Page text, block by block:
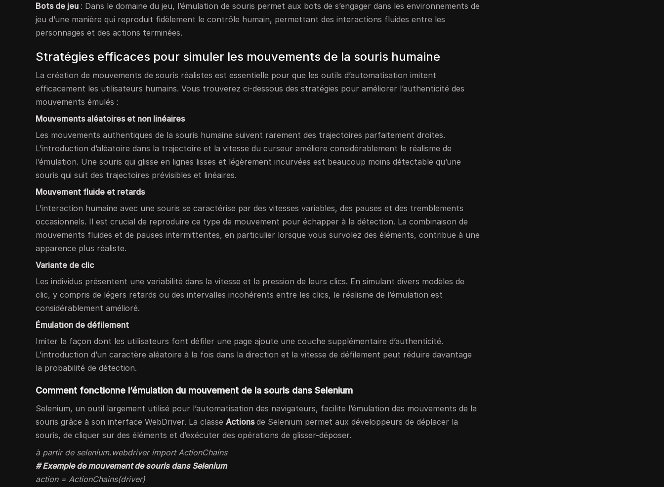
Bots de jeu : Dans le domaine du jeu, l’émulation de souris permet aux bots de s’engager dans les environnements de
jeu d’une manière qui reproduit fidèlement le contrôle humain, permettant des interactions fluides entre les
personnages et des actions terminées.
Stratégies efficaces pour simuler les mouvements de la souris humaine
La création de mouvements de souris réalistes est essentielle pour que les outils d’automatisation imitent
efficacement les utilisateurs humains. Vous trouverez ci-dessous des stratégies pour améliorer l’authenticité des
mouvements émulés :
Mouvements aléatoires et non linéaires
Les mouvements authentiques de la souris humaine suivent rarement des trajectoires parfaitement droites.
L’introduction d’aléatoire dans la trajectoire et la vitesse du curseur améliore considérablement le réalisme de
l’émulation. Une souris qui glisse en lignes lisses et légèrement incurvées est beaucoup moins détectable qu’une
souris qui suit des trajectoires prévisibles et linéaires.
Mouvement fluide et retards
L’interaction humaine avec une souris se caractérise par des vitesses variables, des pauses et des tremblements
occasionnels. Il est crucial de reproduire ce type de mouvement pour échapper à la détection. La combinaison de
mouvements fluides et de pauses intermittentes, en particulier lorsque vous survolez des éléments, contribue à une
apparence plus réaliste.
Variante de clic
Les individus présentent une variabilité dans la vitesse et la pression de leurs clics. En simulant divers modèles de
clic, y compris de légers retards ou des intervalles incohérents entre les clics, le réalisme de l’émulation est
considérablement amélioré.
Émulation de défilement
Imiter la façon dont les utilisateurs font défiler une page ajoute une couche supplémentaire d’authenticité.
L’introduction d’un caractère aléatoire à la fois dans la direction et la vitesse de défilement peut réduire davantage
la probabilité de détection.
Comment fonctionne l’émulation du mouvement de la souris dans Selenium
Selenium, un outil largement utilisé pour l’automatisation des navigateurs, facilite l’émulation des mouvements de la
souris grâce à son interface WebDriver. La classe Actionsde Selenium permet aux développeurs de déplacer la
souris, de cliquer sur des éléments et d’exécuter des opérations de glisser-déposer.
à partir de selenium.webdriver import ActionChains
# Exemple de mouvement de souris dans Selenium
action = ActionChains(driver)